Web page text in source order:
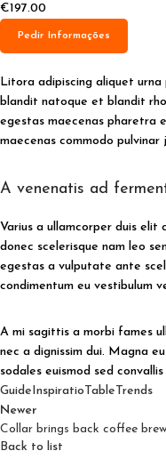
€197.00
Pedir Informações
Litora adipiscing aliquet
blandit natoque et blandit
egestas maecenas pharetra
maecenas commodo
A venenatis ad
Varius a ullamcorper duis elit
donec scelerisque nam leo
egestas a vulputate ante
condimentum eu vestibulum
A mi sagittis a morbi fames
nec a dignissim dui. Magna
sodales euismod sed
GuideInspiratioTableTrends
Newer
Collar brings back coffee
Back to list